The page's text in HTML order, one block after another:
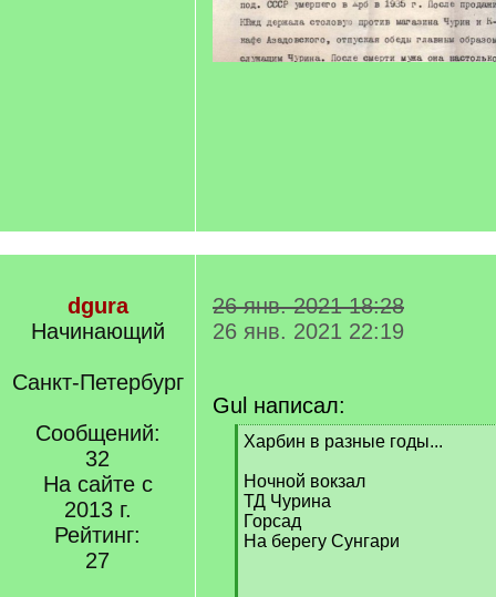
dgura
Начинающий
Санкт-Петербург
Сообщений:
32
На сайте с
2013 г.
Рейтинг:
27
26 янв. 2021 18:28
26 янв. 2021 22:19
Gul написал:
[
]
Харбин в разные годы...
Ночной вокзал
ТД Чурина
Горсад
На берегу Сунгари